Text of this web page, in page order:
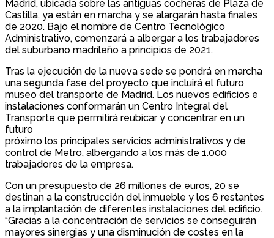
Madrid, ubicada sobre las antiguas cocheras de Plaza de
Castilla, ya están en marcha y se alargarán hasta finales
de 2020. Bajo el nombre de Centro Tecnológico
Administrativo, comenzará a albergar a los trabajadores
del suburbano madrileño a principios de 2021.
Tras la ejecución de la nueva sede se pondrá en marcha
una segunda fase del proyecto que incluirá el futuro
museo del transporte de Madrid. Los nuevos edificios e
instalaciones conformarán un Centro Integral del
Transporte que permitirá reubicar y concentrar en un
futuro
próximo los principales servicios administrativos y de
control de Metro, albergando a los más de 1.000
trabajadores de la empresa.
Con un presupuesto de 26 millones de euros, 20 se
destinan a la construcción del inmueble y los 6 restantes
a la implantación de diferentes instalaciones del edificio.
“Gracias a la concentración de servicios se conseguirán
mayores sinergias y una disminución de costes en la